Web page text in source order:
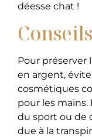
déesse chat !
Pour préserver
en argent,
cosmétiques
pour les mains.
du sport ou de
due à la